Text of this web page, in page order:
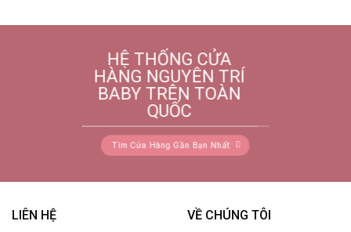
HỆ THỐNG CỬA
HÀNG NGUYÊN TRÍ
BABY TRÊN TOÀN
QUỐC
Tìm Cửa Hàng Gần Bạn Nhất
LIÊN HỆ
VỀ CHÚNG TÔI